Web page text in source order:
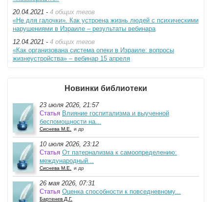
20.04.2021 - 4 общих тегов
«Не для галочки». Как устроена жизнь людей с психическими
нарушениями в Израиле – результаты вебинара
12.04.2021 - 4 общих тегов
«Как организована система опеки в Израиле: вопросы
жизнеустройства» – вебинар 15 апреля
Новинки библиотеки
23 июля 2026, 21:57
Статья Влияние госпитализма и выученной
беспомощности на...
Сиснева М.Е. и др
10 июля 2026, 23:12
Статья От патернализма к самоопределению:
международный...
Сиснева М.Е. и др
26 мая 2026, 07:31
Статья Оценка способности к повседневному...
Бартенев Д.Г.